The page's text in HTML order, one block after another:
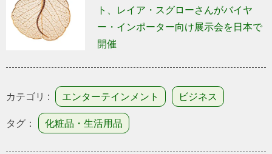
ト、レイア・スグローさんがバイヤ
ー・インポーター向け展示会を日本で
開催
カテゴリ : エンターテインメント
ビジネス
タグ：
化粧品・生活用品